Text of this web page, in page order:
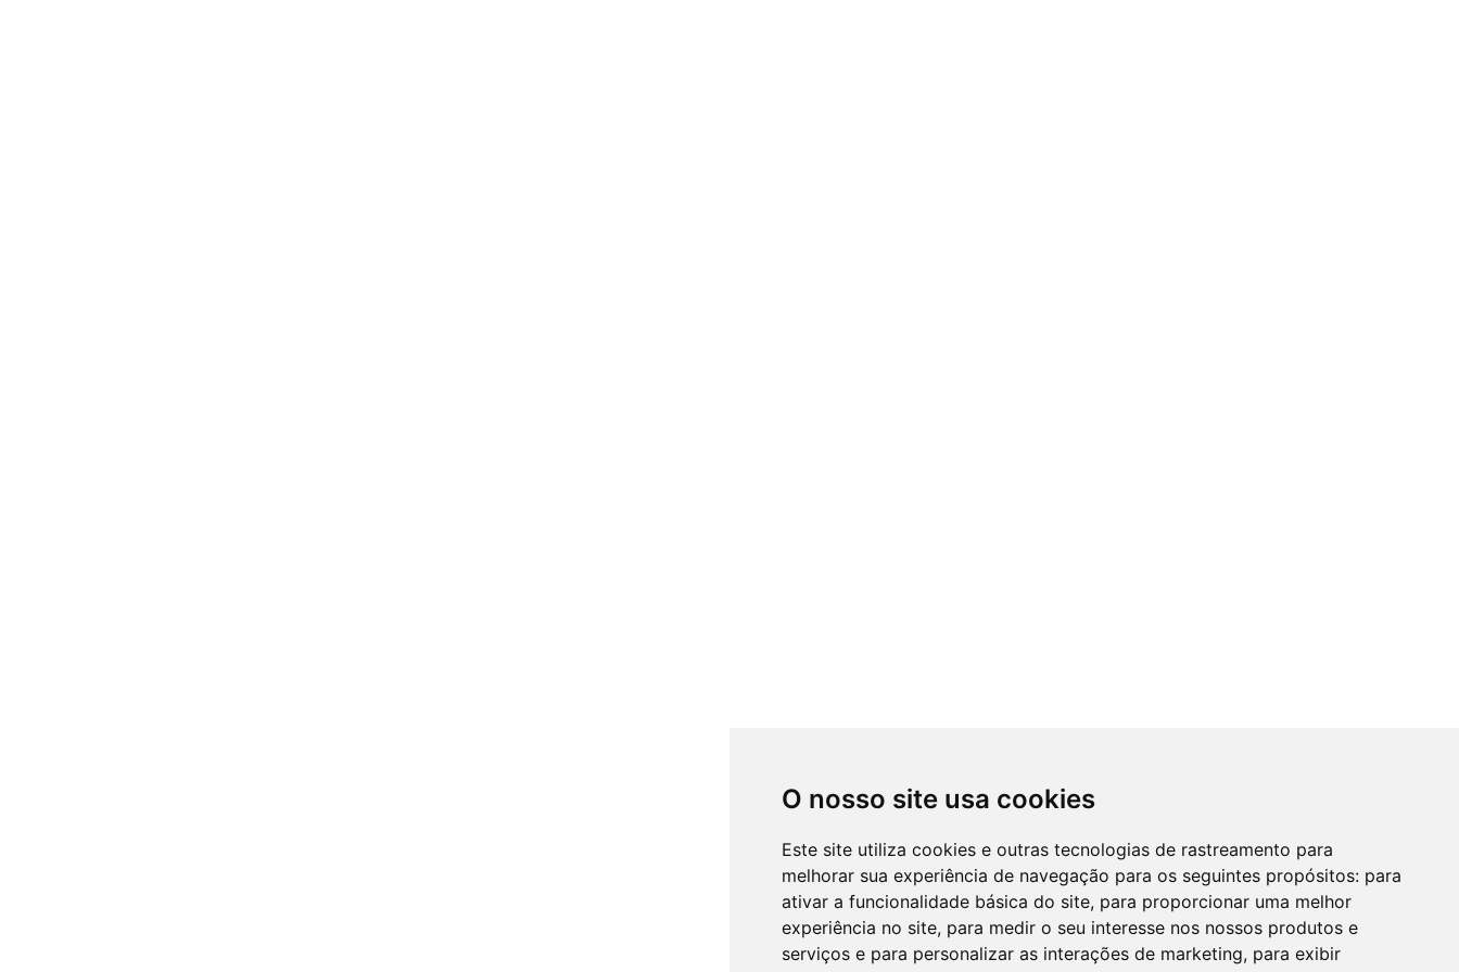
O nosso site usa cookies
Este site utiliza cookies e outras tecnologias de rastreamento para
melhorar sua experiência de navegação para os seguintes propósitos: para
ativar a funcionalidade básica do site, para proporcionar uma melhor
experiência no site, para medir o seu interesse nos nossos produtos e
serviços e para personalizar as interações de marketing, para exibir